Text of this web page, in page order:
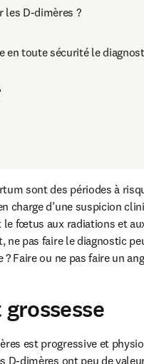
les D-dimères ?
en toute sécurité le
sont des périodes à
charge d’une suspicion
fœtus aux radiations et
ne pas faire le diagnostic
Faire ou ne pas faire un
est progressive et
D-dimères ont peu de